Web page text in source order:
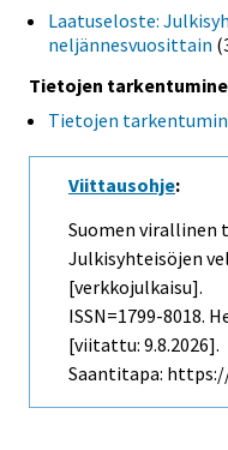
Laatuseloste:
neljännesvuosittain
Tietojen
Tietojen
Viittausohje:
Suomen virallinen
Julkisyhteisöjen
[verkkojulkaisu].
ISSN=1799-8018.
[viitattu: 9.8.2026].
Saantitapa: